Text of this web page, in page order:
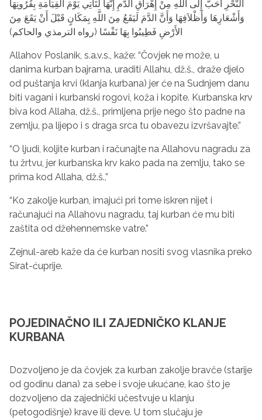
النَّحْرِ أَحَبَّ إِلَى اللَّهِ مِنْ إِهْرَاقِ الدَّمِ إِنَّهَا لَتَأْتِي يَوْمَ الْقِيَامَةِ بِقُرُونِهَا
وَأَشْعَارِهَا وَأَظْلاَفِهَا وَأَنَّ الدَّمَ لَيَقَعُ مِنَ اللَّهِ بِمَكَانٍ قَبْلَ أَنْ يَقَعَ مِنَ
الأَرْضِ فَطِيبُوا بِهَا نَفْسًا (رواه الترمذي والحاكم)
Allahov Poslanik, s.a.v.s., kaže: “Čovjek ne može, u
danima kurban bajrama, uraditi Allahu, dž.š., draže djelo
od puštanja krvi (klanja kurbana) jer će na Sudnjem danu
biti vagani i kurbanski rogovi, koža i kopite. Kurbanska krv
biva kod Allaha, dž.š., primljena prije nego što padne na
zemlju, pa lijepo i s draga srca tu obavezu izvršavajte.”
“O ljudi, koljite kurban i računajte na Allahovu nagradu za
tu žrtvu, jer kurbanska krv kako pada na zemlju, tako se
prima kod Allaha, dž.š.,”
“Ko zakolje kurban, imajući pri tome iskren nijet i
računajući na Allahovu nagradu, taj kurban će mu biti
zaštita od džehennemske vatre.”
Zejnul-areb kaže da će kurban nositi svog vlasnika preko
Sirat-ćuprije.
POJEDINAČNO ILI ZAJEDNIČKO KLANJE
KURBANA
Dozvoljeno je da čovjek za kurban zakolje bravče (starije
od godinu dana) za sebe i svoje ukućane, kao što je
dozvoljeno da zajednički učestvuje u klanju
(petogodišnje) krave ili deve. U tom slučaju je